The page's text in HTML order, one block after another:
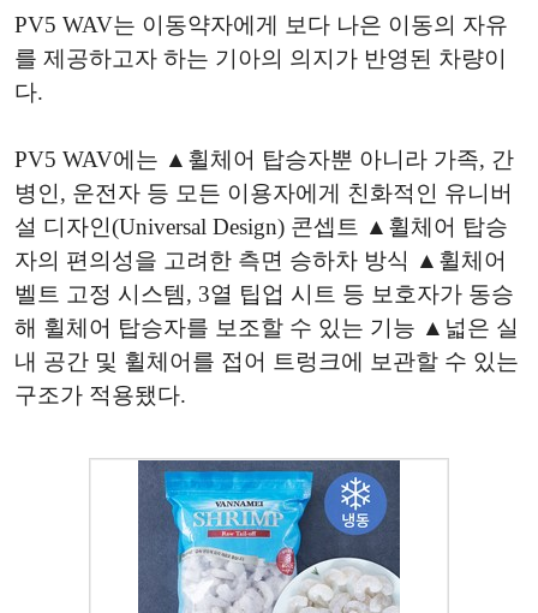
PV5 WAV는 이동약자에게 보다 나은 이동의 자유
를 제공하고자 하는 기아의 의지가 반영된 차량이
다.
PV5 WAV에는 ▲휠체어 탑승자뿐 아니라 가족, 간
병인, 운전자 등 모든 이용자에게 친화적인 유니버
설 디자인(Universal Design) 콘셉트 ▲휠체어 탑승
자의 편의성을 고려한 측면 승하차 방식 ▲휠체어
벨트 고정 시스템, 3열 팁업 시트 등 보호자가 동승
해 휠체어 탑승자를 보조할 수 있는 기능 ▲넓은 실
내 공간 및 휠체어를 접어 트렁크에 보관할 수 있는
구조가 적용됐다.